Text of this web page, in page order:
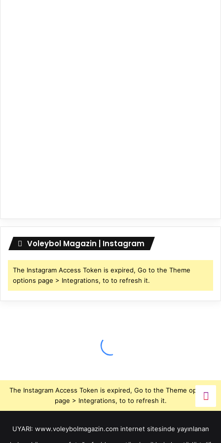
Voleybol Magazin | Instagram
The Instagram Access Token is expired, Go to the Theme
options page > Integrations, to to refresh it.
The Instagram Access Token is expired, Go to the Theme options
page > Integrations, to to refresh it.
UYARI: www.voleybolmagazin.com internet sitesinde yayınlanan